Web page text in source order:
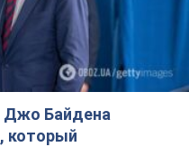
Джо Байдена
который